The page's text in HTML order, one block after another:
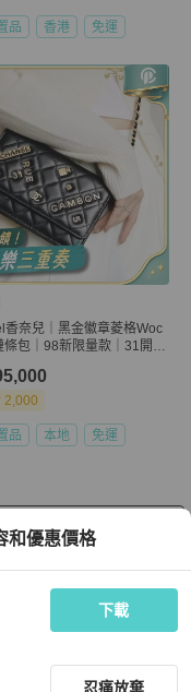
品 香港 免運
香奈兒｜黑金徽章菱格Woc
包｜98新限量款｜31開有
2,000
品 本地 免運
和優惠價格
下載
忍痛放棄